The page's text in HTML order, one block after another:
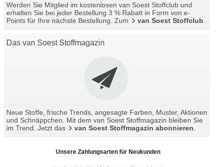
Werden Sie Mitglied im kostenlosen van Soest Stoffclub und
erhalten Sie bei jeder Bestellung 3 % Rabatt in Form von e-
Points für Ihre nächste Bestellung. Zum
van Soest Stoffclub.
Das van Soest Stoffmagazin
Neue Stoffe, frische Trends, angesagte Farben, Muster, Aktionen
und Schnäppchen. Mit dem van Soest Stoffmagazin bleiben Sie
im Trend. Jetzt das
van Soest Stoffmagazin abonnieren.
Unsere Zahlungsarten für Neukunden